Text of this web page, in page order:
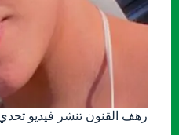
رهف القنون تنشر فيديو